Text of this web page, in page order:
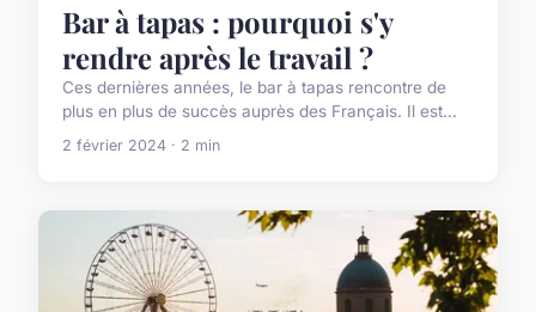
Bar à tapas : pourquoi s'y
rendre après le travail ?
Ces dernières années, le bar à tapas rencontre de
plus en plus de succès auprès des Français. Il est...
2 février 2024 · 2 min